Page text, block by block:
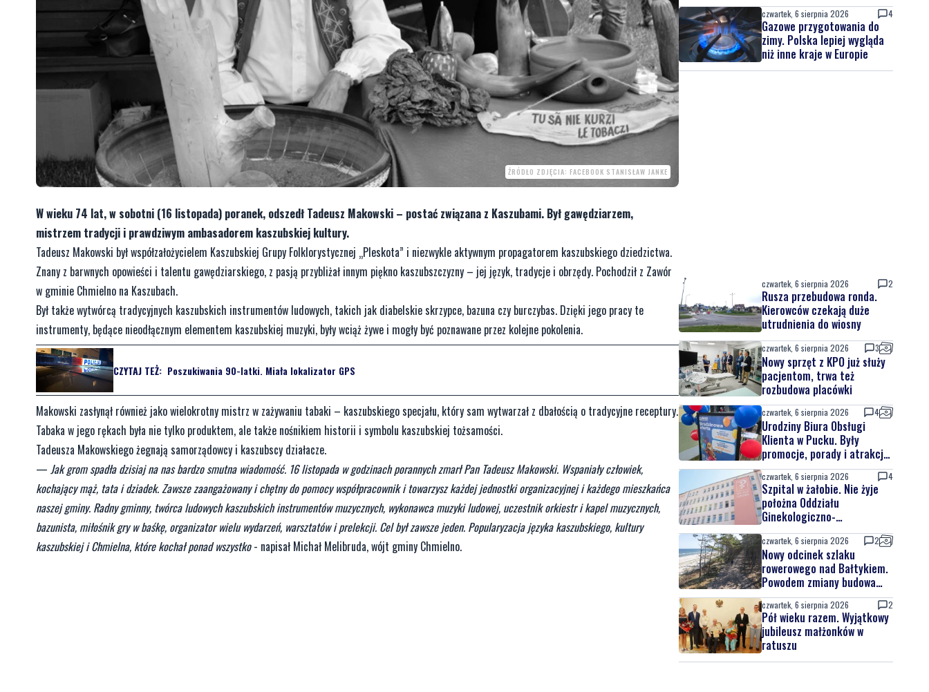
ŹRÓDŁO ZDJĘCIA: FACEBOOK STANISŁAW JANKE
W wieku 74 lat, w sobotni (16 listopada) poranek, odszedł Tadeusz Makowski – postać związana z Kaszubami. Był gawędziarzem,
mistrzem tradycji i prawdziwym ambasadorem kaszubskiej kultury.
Tadeusz Makowski był współzałożycielem Kaszubskiej Grupy Folklorystycznej „Pleskota” i niezwykle aktywnym propagatorem kaszubskiego dziedzictwa.
Znany z barwnych opowieści i talentu gawędziarskiego, z pasją przybliżał innym piękno kaszubszczyzny – jej język, tradycje i obrzędy. Pochodził z Zawór
w gminie Chmielno na Kaszubach.
Był także wytwórcą tradycyjnych kaszubskich instrumentów ludowych, takich jak diabelskie skrzypce, bazuna czy burczybas. Dzięki jego pracy te
instrumenty, będące nieodłącznym elementem kaszubskiej muzyki, były wciąż żywe i mogły być poznawane przez kolejne pokolenia.
CZYTAJ TEŻ: Poszukiwania 90-latki. Miała lokalizator GPS
Makowski zasłynął również jako wielokrotny mistrz w zażywaniu tabaki – kaszubskiego specjału, który sam wytwarzał z dbałością o tradycyjne receptury.
Tabaka w jego rękach była nie tylko produktem, ale także nośnikiem historii i symbolu kaszubskiej tożsamości.
Tadeusza Makowskiego żegnają samorządowcy i kaszubscy działacze.
— Jak grom spadła dzisiaj na nas bardzo smutna wiadomość. 16 listopada w godzinach porannych zmarł Pan Tadeusz Makowski. Wspaniały człowiek,
kochający mąż, tata i dziadek. Zawsze zaangażowany i chętny do pomocy współpracownik i towarzysz każdej jednostki organizacyjnej i każdego mieszkańca
naszej gminy. Radny gminny, twórca ludowych kaszubskich instrumentów muzycznych, wykonawca muzyki ludowej, uczestnik orkiestr i kapel muzycznych,
bazunista, miłośnik gry w baśkę, organizator wielu wydarzeń, warsztatów i prelekcji. Cel był zawsze jeden. Popularyzacja języka kaszubskiego, kultury
kaszubskiej i Chmielna, które kochał ponad wszystko- napisał Michał Melibruda, wójt gminy Chmielno.
czwartek, 6 sierpnia 2026 4
Gazowe przygotowania do
zimy. Polska lepiej wygląda
niż inne kraje w Europie
czwartek, 6 sierpnia 2026 2
Rusza przebudowa ronda.
Kierowców czekają duże
utrudnienia do wiosny
czwartek, 6 sierpnia 2026 3
Nowy sprzęt z KPO już służy
pacjentom, trwa też
rozbudowa placówki
czwartek, 6 sierpnia 2026 4
Urodziny Biura Obsługi
Klienta w Pucku. Były
promocje, porady i atrakcje
dla najmłodszych
czwartek, 6 sierpnia 2026 4
Szpital w żałobie. Nie żyje
położna Oddziału
Ginekologiczno-
Położniczego
czwartek, 6 sierpnia 2026 2
Nowy odcinek szlaku
rowerowego nad Bałtykiem.
Powodem zmiany budowa
elektrowni jądrowej
czwartek, 6 sierpnia 2026 2
Pół wieku razem. Wyjątkowy
jubileusz małżonków w
ratuszu